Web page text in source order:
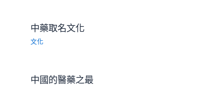
中藥取名文化
文化
中國的醫藥之最